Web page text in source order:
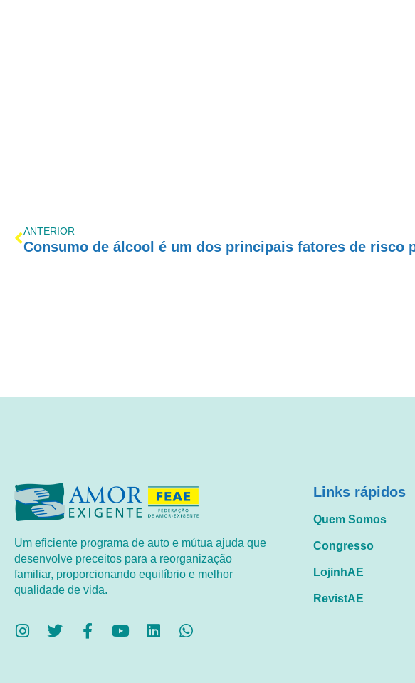
ANTERIOR
Um eficiente programa de auto e mútua ajuda que
desenvolve preceitos para a reorganização
familiar, proporcionando equilíbrio e melhor
qualidade de vida.
Links rápidos
Quem Somos
Congresso
LojinhAE
RevistAE